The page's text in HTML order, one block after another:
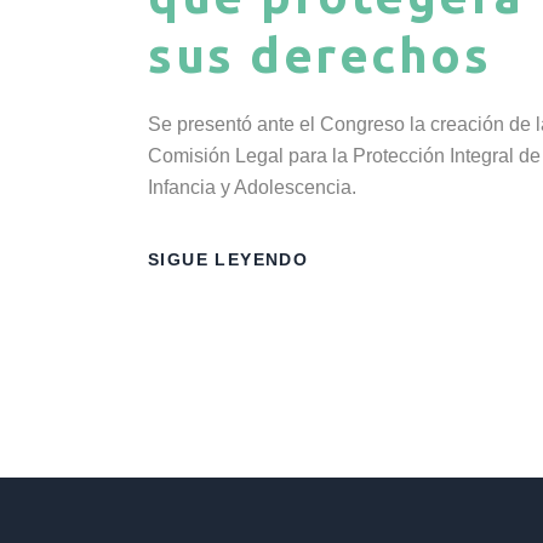
sus derechos
Se presentó ante el Congreso la creación de
Comisión Legal para la Protección Integral
Infancia y Adolescencia.
SIGUE LEYENDO